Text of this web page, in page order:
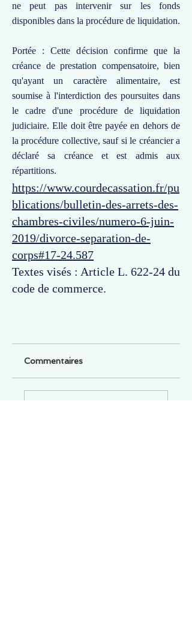
ne peut pas intervenir sur les fonds
disponibles dans la procédure de liquidation.
Portée : Cette décision confirme que la
créance de prestation compensatoire, bien
qu'ayant un caractère alimentaire, est
soumise à l'interdiction des poursuites dans
le cadre d'une procédure de liquidation
judiciaire. Elle doit être payée en dehors de
la procédure collective, sauf si le créancier a
déclaré sa créance et est admis aux
répartitions.
https://www.courdecassation.fr/pu
blications/bulletin-des-arrets-des-
chambres-civiles/numero-6-juin-
2019/divorce-separation-de-
corps#17-24.587
Textes visés : Article L. 622-24 du
code de commerce.
Commentaires